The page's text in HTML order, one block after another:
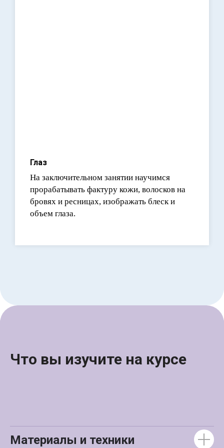
Глаз
На заключительном занятии научимся
прорабатывать фактуру кожи, волосков на
бровях и ресницах, изображать блеск и
объем глаза.
Что вы изучите на курсе
Материалы и техники